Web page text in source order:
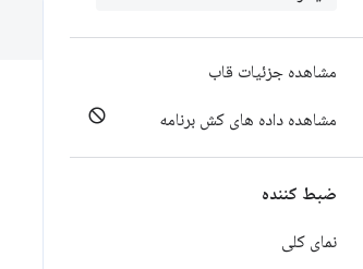
مشاهده جزئیات قاب
مشاهده داده های کش برنامه
ضبط کننده
نمای کلی